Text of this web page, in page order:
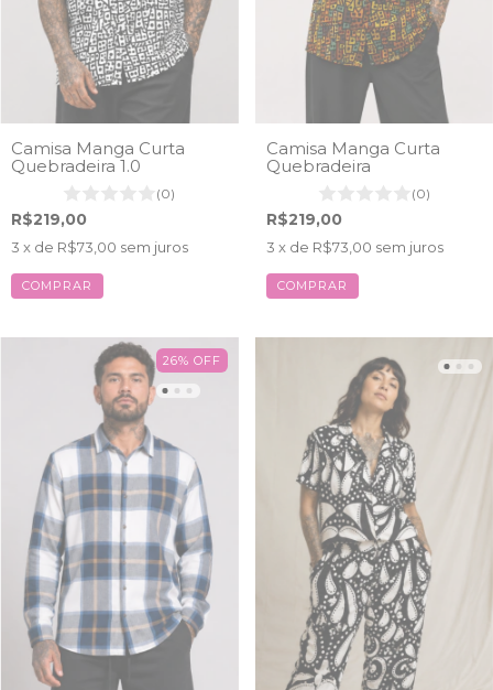
Camisa Manga Curta
Quebradeira 1.0
(0)
R$219,00
3 x de R$73,00 sem juros
COMPRAR
Camisa Manga Curta
Quebradeira
(0)
R$219,00
3 x de R$73,00 sem juros
COMPRAR
26% OFF